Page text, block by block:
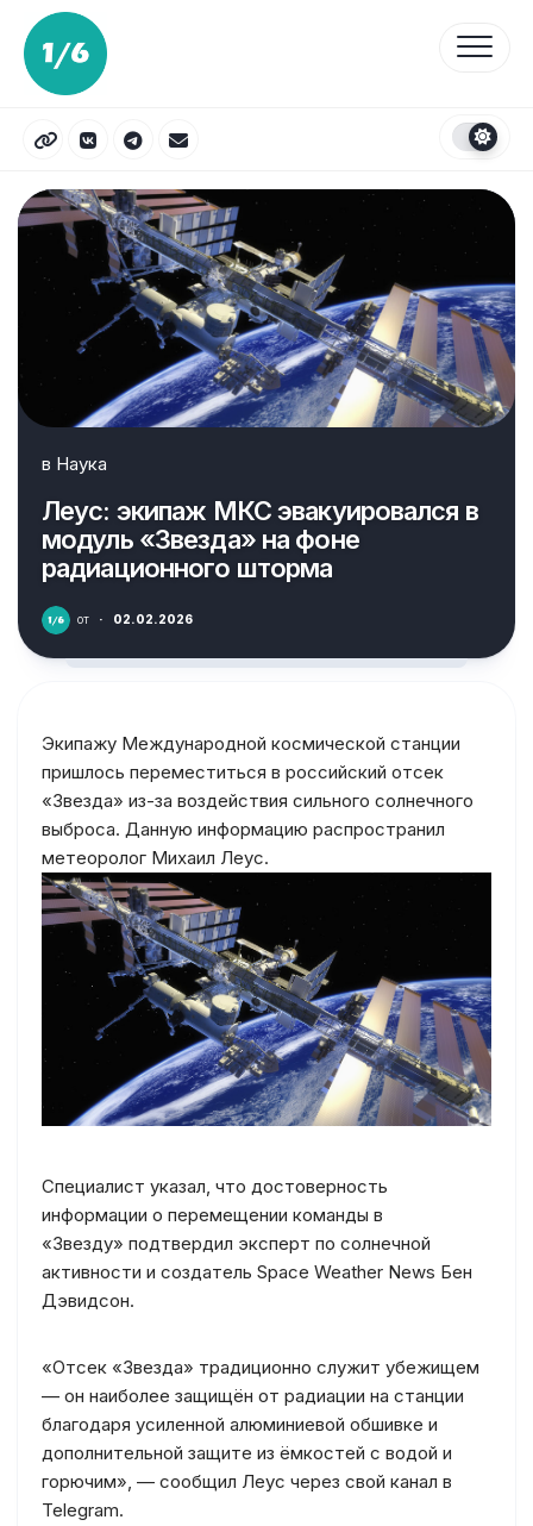
Перейти
содержанию
в Наука
Леус: экипаж МКС эвакуировался в
модуль «Звезда» на фоне
радиационного шторма
от · 02.02.2026
Экипажу Международной космической станции
пришлось переместиться в российский отсек
«Звезда» из-за воздействия сильного солнечного
выброса. Данную информацию распространил
метеоролог Михаил Леус.
Специалист указал, что достоверность
информации о перемещении команды в
«Звезду» подтвердил эксперт по солнечной
активности и создатель Space Weather News Бен
Дэвидсон.
«Отсек «Звезда» традиционно служит убежищем
— он наиболее защищён от радиации на станции
благодаря усиленной алюминиевой обшивке и
дополнительной защите из ёмкостей с водой и
горючим», — сообщил Леус через свой канал в
Telegram.